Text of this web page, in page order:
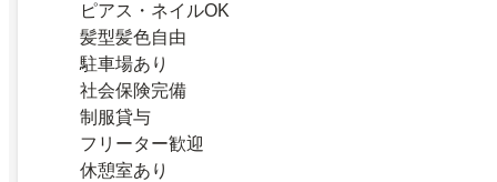
ピアス・ネイルOK
髪型髪色自由
駐車場あり
社会保険完備
制服貸与
フリーター歓迎
休憩室あり